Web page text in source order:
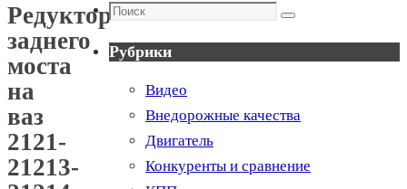
Редуктор
заднего
моста
на
ваз
2121-
21213-
Поиск
Поиск
Рубрики
Видео
Внедорожные качества
Двигатель
Конкуренты и сравнение